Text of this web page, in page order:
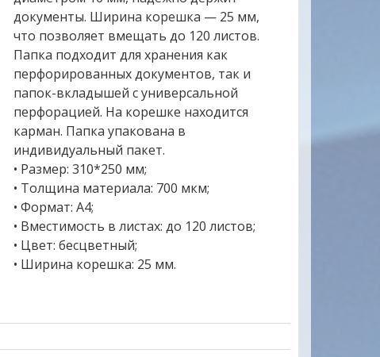
документы. Ширина корешка — 25 мм,
что позволяет вмещать до 120 листов.
Папка подходит для хранения как
перфорированных документов, так и
папок-вкладышей с универсальной
перфорацией. На корешке находится
карман. Папка упакована в
индивидуальный пакет.
• Размер: 310*250 мм;
• Толщина материала: 700 мкм;
• Формат: А4;
• Вместимость в листах: до 120 листов;
• Цвет: бесцветный;
• Ширина корешка: 25 мм.